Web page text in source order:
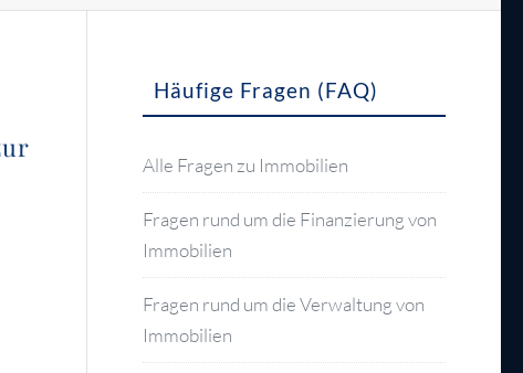
Häufige Fragen (FAQ)
Alle Fragen zu Immobilien
Fragen rund um die Finanzierung von
Immobilien
Fragen rund um die Verwaltung von
Immobilien